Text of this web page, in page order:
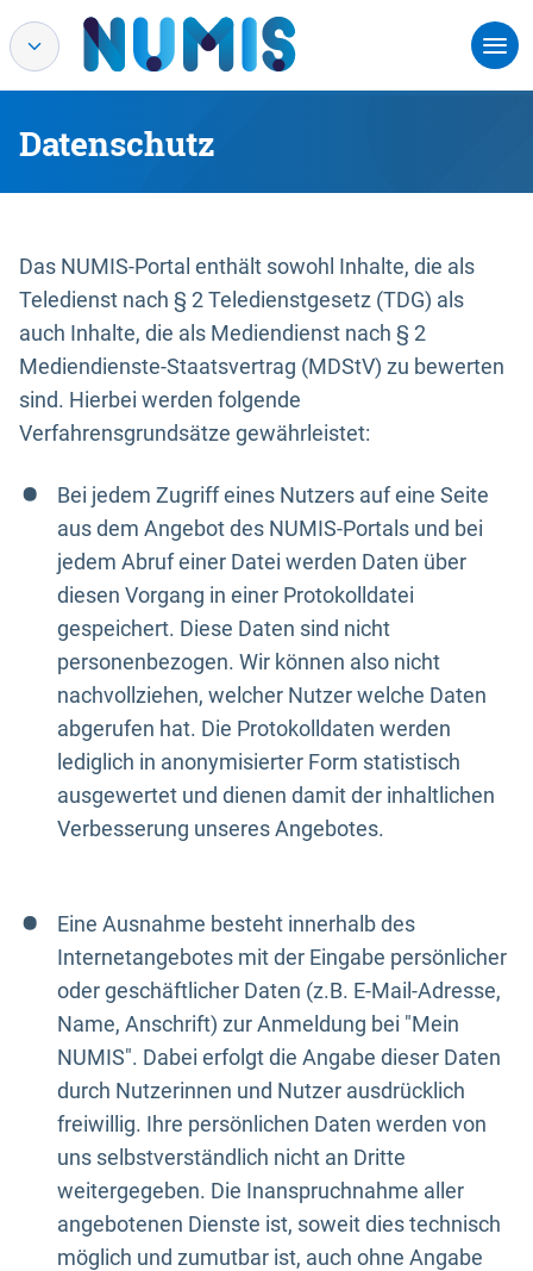
Datenschutz
Das NUMIS-Portal enthält sowohl Inhalte, die als
Teledienst nach § 2 Teledienstgesetz (TDG) als
auch Inhalte, die als Mediendienst nach § 2
Mediendienste-Staatsvertrag (MDStV) zu bewerten
sind. Hierbei werden folgende
Verfahrensgrundsätze gewährleistet:
Bei jedem Zugriff eines Nutzers auf eine Seite
aus dem Angebot des NUMIS-Portals und bei
jedem Abruf einer Datei werden Daten über
diesen Vorgang in einer Protokolldatei
gespeichert. Diese Daten sind nicht
personenbezogen. Wir können also nicht
nachvollziehen, welcher Nutzer welche Daten
abgerufen hat. Die Protokolldaten werden
lediglich in anonymisierter Form statistisch
ausgewertet und dienen damit der inhaltlichen
Verbesserung unseres Angebotes.
Eine Ausnahme besteht innerhalb des
Internetangebotes mit der Eingabe persönlicher
oder geschäftlicher Daten (z.B. E-Mail-Adresse,
Name, Anschrift) zur Anmeldung bei "Mein
NUMIS". Dabei erfolgt die Angabe dieser Daten
durch Nutzerinnen und Nutzer ausdrücklich
freiwillig. Ihre persönlichen Daten werden von
uns selbstverständlich nicht an Dritte
weitergegeben. Die Inanspruchnahme aller
angebotenen Dienste ist, soweit dies technisch
möglich und zumutbar ist, auch ohne Angabe